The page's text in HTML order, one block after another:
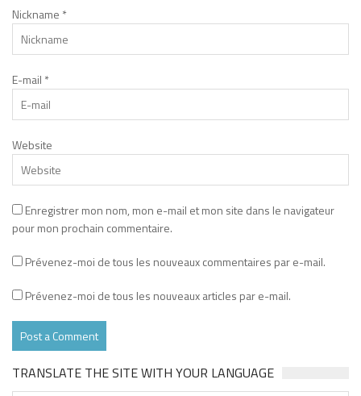
Nickname *
E-mail *
Website
Enregistrer mon nom, mon e-mail et mon site dans le navigateur
pour mon prochain commentaire.
Prévenez-moi de tous les nouveaux commentaires par e-mail.
Prévenez-moi de tous les nouveaux articles par e-mail.
TRANSLATE THE SITE WITH YOUR LANGUAGE